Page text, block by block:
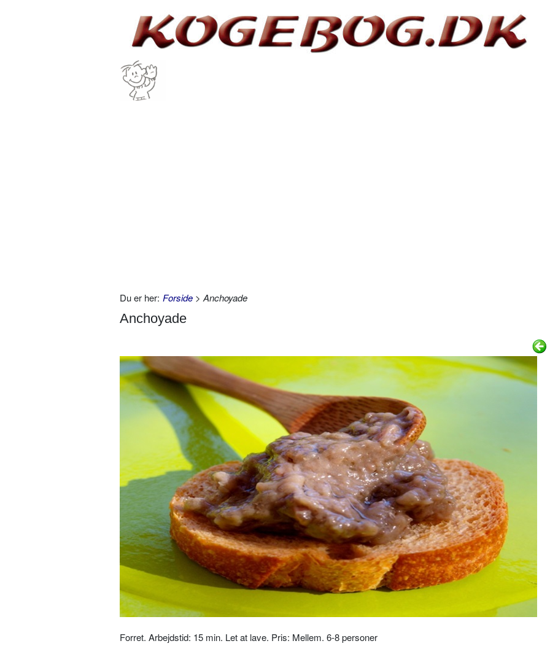
Du er her: Forside > Anchoyade
Anchoyade
Forret. Arbejdstid: 15 min. Let at lave. Pris: Mellem. 6-8 personer